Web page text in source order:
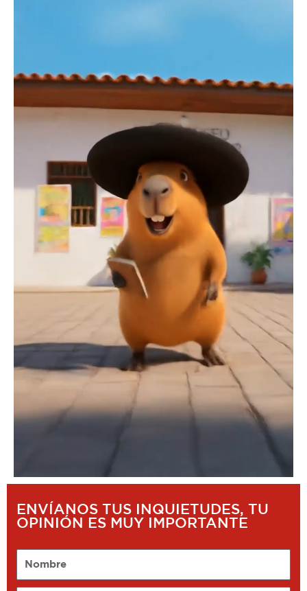
ENVÍANOS TUS INQUIETUDES, TU
OPINIÓN ES MUY IMPORTANTE